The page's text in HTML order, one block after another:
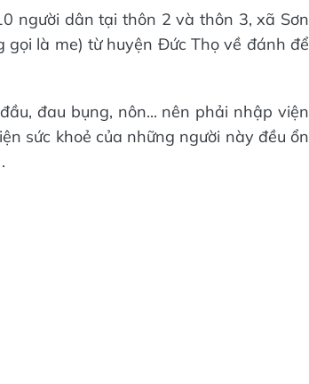
người dân tại thôn 2 và thôn 3, xã Sơn
là me) từ huyện Đức Thọ về đánh để
đau bụng, nôn... nên phải nhập viện
sức khoẻ của những người này đều ổn